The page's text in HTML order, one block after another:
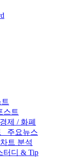
스트
제 / 화폐
_주요뉴스
차트 분석
터디 & Tip